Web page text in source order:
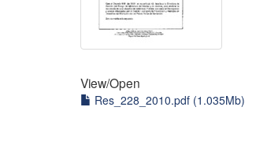
View/Open
Res_228_2010.pdf (1.035Mb)